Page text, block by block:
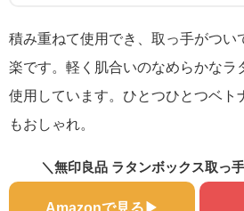
積み重ねて使用でき、取っ手がつい
楽です。軽く肌合いのなめらかなラ
使用しています。ひとつひとつベト
もおしゃれ。
＼無印良品 ラタンボックス取っ
Amazonで見る▶